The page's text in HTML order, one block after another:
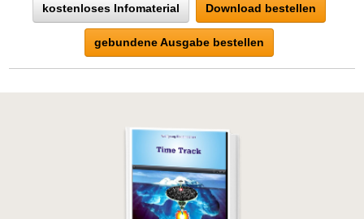
kostenloses Infomaterial Download bestellen
gebundene Ausgabe bestellen